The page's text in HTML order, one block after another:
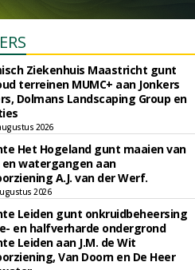
Ziekenhuis Maastricht gunt
terreinen MUMC+ aan Jonkers
Dolmans Landscaping Group en
2026
Het Hogeland gunt maaien van
watergangen aan
A.J. van der Werf.
2026
Leiden gunt onkruidbeheersing
en halfverharde ondergrond
Leiden aan J.M. de Wit
Van Doorn en De Heer